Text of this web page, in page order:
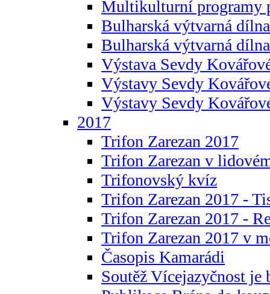
Multikulturní programy
Bulharská výtvarná
Bulharská výtvarná
Výstava Sevdy
Výstavy Sevdy
Výstavy Sevdy
2017
Trifon Zarezan 2017
Trifon Zarezan v
Trifonovský kvíz
Trifon Zarezan 2017 -
Trifon Zarezan 2017 -
Trifon Zarezan 2017 v
Časopis Kamarádi
Soutěž Vícejazyčnost je